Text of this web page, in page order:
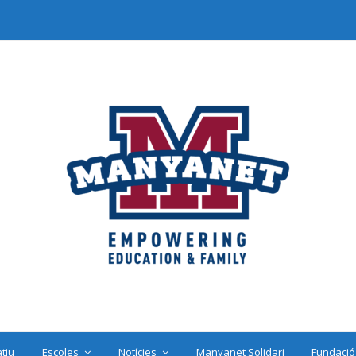
Escoles Notícies Manyanet Solidari Fundació